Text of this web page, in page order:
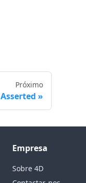
Próximo
Asserted
Empresa
Sobre 4D